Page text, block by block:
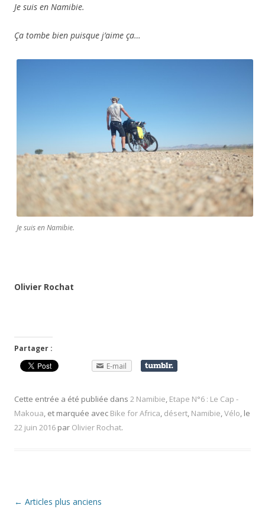
Je suis en Namibie.
Ça tombe bien puisque j’aime ça…
Je suis en Namibie.
Olivier Rochat
Partager :
E-mail
Cette entrée a été publiée dans 2 Namibie, Etape N°6 : Le Cap -
Makoua, et marquée avec Bike for Africa, désert, Namibie,Vélo, le
22 juin 2016 par Olivier Rochat.
Navigation
← Articles plus anciens